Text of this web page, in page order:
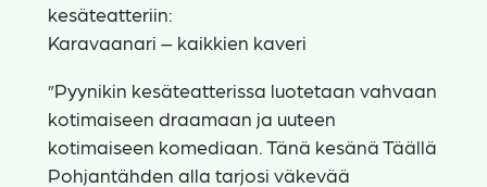
kesäteatteriin:
Karavaanari – kaikkien kaveri
”Pyynikin kesäteatterissa luotetaan vahvaan
kotimaiseen draamaan ja uuteen
kotimaiseen komediaan. Tänä kesänä Täällä
Pohjantähden alla tarjosi väkevää